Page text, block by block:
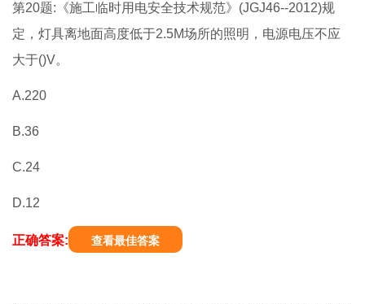
第20题:《施工临时用电安全技术规范》(JGJ46--2012)规
定，灯具离地面高度低于2.5M场所的照明，电源电压不应
大于()V。
A.220
B.36
C.24
D.12
正确答案: 查看最佳答案